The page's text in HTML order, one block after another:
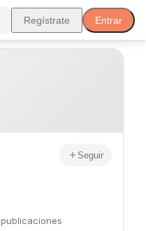
Regístrate Entrar
Seguir
publicaciones